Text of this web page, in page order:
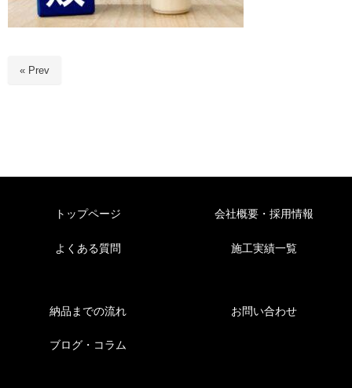
« Prev
トップページ
よくある質問
会社概要・採用情報
施工実績一覧
納品までの流れ
ブログ・コラム
お問い合わせ